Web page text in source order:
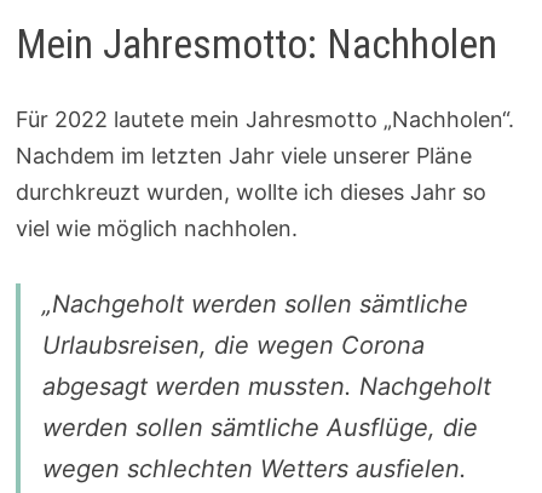
Mein Jahresmotto: Nachholen
Für 2022 lautete mein Jahresmotto „Nachholen“.
Nachdem im letzten Jahr viele unserer Pläne
durchkreuzt wurden, wollte ich dieses Jahr so
viel wie möglich nachholen.
„Nachgeholt werden sollen sämtliche
Urlaubsreisen, die wegen Corona
abgesagt werden mussten. Nachgeholt
werden sollen sämtliche Ausflüge, die
wegen schlechten Wetters ausfielen.